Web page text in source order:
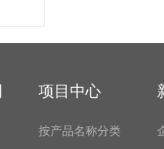
项目中心
按产品名称分类